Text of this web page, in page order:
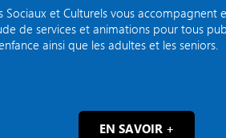
Sociaux et Culturels vous accompagnent
de services et animations pour tous
ainsi que les adultes et les seniors.
EN SAVOIR +